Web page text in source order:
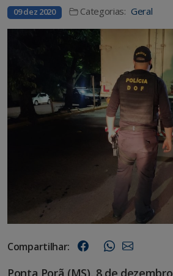
09 dez 2020 Categorias: Geral
Compartilhar:
Ponta Porã (MS), 8 de dezembro